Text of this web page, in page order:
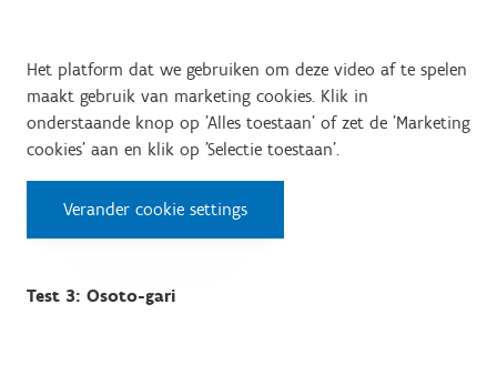
Het platform dat we gebruiken om deze video af te spelen
maakt gebruik van marketing cookies. Klik in
onderstaande knop op 'Alles toestaan' of zet de 'Marketing
cookies' aan en klik op 'Selectie toestaan'.
Verander cookie settings
Test 3: Osoto-gari